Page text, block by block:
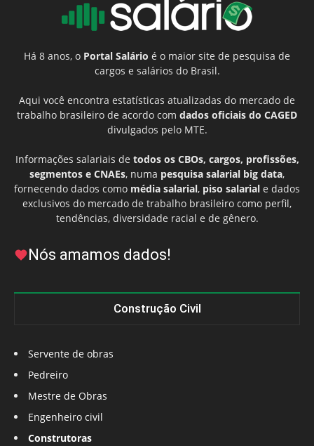
Há 8 anos, o Portal Salário é o maior site de pesquisa de
cargos e salários do Brasil.
Aqui você encontra estatísticas atualizadas do mercado de
trabalho brasileiro de acordo com dados oficiais do CAGED
divulgados pelo MTE.
Informações salariais de todos os CBOs, cargos, profissões,
segmentos e CNAEs, numa pesquisa salarial big data,
fornecendo dados como média salarial, piso salarial e dados
exclusivos do mercado de trabalho brasileiro como perfil,
tendências, diversidade racial e de gênero.
Nós amamos dados!
Construção Civil
Servente de obras
Pedreiro
Mestre de Obras
Engenheiro civil
Construtoras